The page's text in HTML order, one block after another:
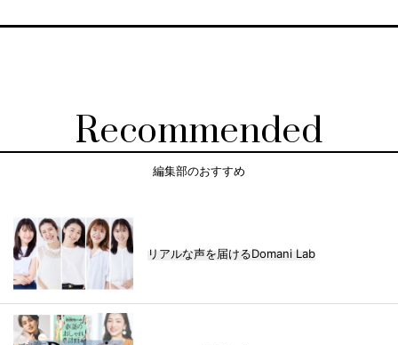
Recommended
編集部のおすすめ
リアルな声を届けるDomani Lab